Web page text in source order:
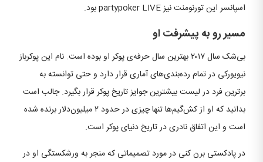
اسپانسر این تورنومنت نیز partypoker LIVE بود.
مسیر رو به پیشرفت او
بی‌شک سال ۲۰۱۷ بهترین سال حرفه‌ی پوکر او بوده است. نام این پوکرباز
نیویورکی در تمام رده‌بندی‌های آماری قرار دارد و حتی توانسته به
برترین فرد در لیست بیشترین جوایز تاریخ پوکر قرار بگیرد. جالب است
بدانید که او از کش‌گیم‌ها تنها چیزی در حدود ۲ میلیون‌دلار برنده شده
است و این اتفاق نادری در تاریخ دنیای پوکر است.
در پادکستی برن کنی در مورد تصمیماتی که منجر به ورشکستگی او در